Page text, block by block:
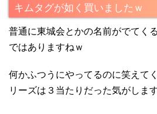
キムタグが如く買いましたｗ
普通に東城会とかの名前がでてく
ではありますねｗ
何かふつうにやってるのに笑えて
リーズは３当たりだった気がしま